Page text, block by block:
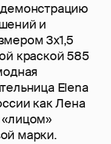
и
3х1,5
краской 585
Elena
как Лена
марки.